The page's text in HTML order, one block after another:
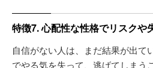
特徴7. 心配性な性格でリスクや
自信がない人は、まだ結果が出て
でやる気を失って、逃げてしまう